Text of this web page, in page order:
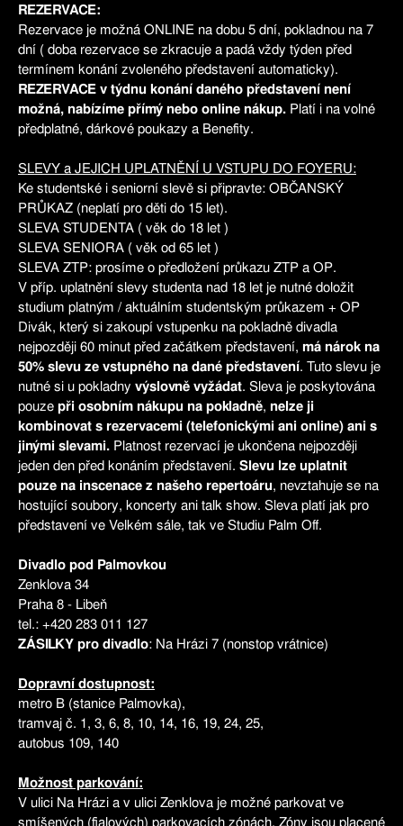
REZERVACE:
Rezervace je možná ONLINE na dobu 5 dní, pokladnou na 7
dní ( doba rezervace se zkracuje a padá vždy týden před
termínem konání zvoleného představení automaticky).
REZERVACE v týdnu konání daného představení není
možná, nabízíme přímý nebo online nákup. Platí i na volné
předplatné, dárkové poukazy a Benefity.
SLEVY a JEJICH UPLATNĚNÍ U VSTUPU DO FOYERU:
Ke studentské i seniorní slevě si připravte: OBČANSKÝ
PRŮKAZ (neplatí pro děti do 15 let).
SLEVA STUDENTA ( věk do 18 let )
SLEVA SENIORA ( věk od 65 let )
SLEVA ZTP: prosíme o předložení průkazu ZTP a OP.
V příp. uplatnění slevy studenta nad 18 let je nutné doložit
studium platným / aktuálním studentským průkazem + OP
Divák, který si zakoupí vstupenku na pokladně divadla
nejpozději 60 minut před začátkem představení, má nárok na
50% slevu ze vstupného na dané představení. Tuto slevu je
nutné si u pokladny výslovně vyžádat. Sleva je poskytována
pouze při osobním nákupu na pokladně, nelze ji
kombinovat s rezervacemi (telefonickými ani online) ani s
jinými slevami. Platnost rezervací je ukončena nejpozději
jeden den před konáním představení. Slevu lze uplatnit
pouze na inscenace z našeho repertoáru, nevztahuje se na
hostující soubory, koncerty ani talk show. Sleva platí jak pro
představení ve Velkém sále, tak ve Studiu Palm Off.
Divadlo pod Palmovkou
Zenklova 34
Praha 8 - Libeň
tel.: +420 283 011 127
ZÁSILKY pro divadlo: Na Hrázi 7 (nonstop vrátnice)
Dopravní dostupnost:
metro B (stanice Palmovka),
tramvaj č. 1, 3, 6, 8, 10, 14, 16, 19, 24, 25,
autobus 109, 140
Možnost parkování:
V ulici Na Hrázi a v ulici Zenklova je možné parkovat ve
smíšených (fialových) parkovacích zónách. Zóny jsou placené